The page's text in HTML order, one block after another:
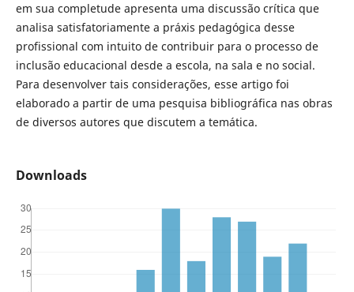
em sua completude apresenta uma discussão crítica que
analisa satisfatoriamente a práxis pedagógica desse
profissional com intuito de contribuir para o processo de
inclusão educacional desde a escola, na sala e no social.
Para desenvolver tais considerações, esse artigo foi
elaborado a partir de uma pesquisa bibliográfica nas obras
de diversos autores que discutem a temática.
Downloads